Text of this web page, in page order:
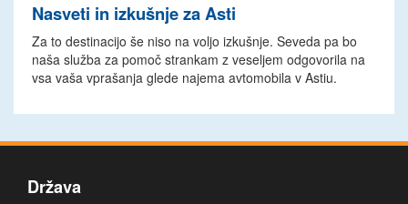
Nasveti in izkušnje za Asti
Za to destinacijo še niso na voljo izkušnje. Seveda pa bo
naša služba za pomoč strankam z veseljem odgovorila na
vsa vaša vprašanja glede najema avtomobila v Astiu.
Država